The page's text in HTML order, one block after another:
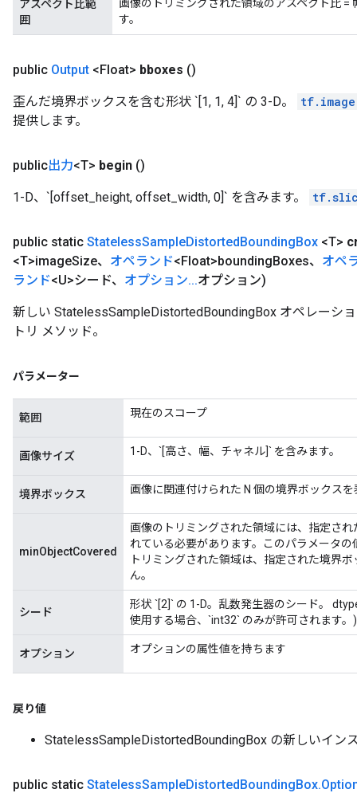
アスペクト比範
囲
画像のトリミングされた領域のアスペクト比
す。
public Output <Float> bboxes ()
歪んだ境界ボックスを含む形状 `[1, 1, 4]` の 3-D。
提供します。
public出力<T> begin ()
1-D、`[offset_height, offset_width, 0]` を含みます。
public static StatelessSampleDistortedBoundingBox <T>
<T>imageSize、 オペランド<Float>boundingBoxes、 オペ
ランド<U>シード、 オプション...オプション)
新しい StatelessSampleDistortedBoundingBox オペレーシ
トリ メソッド。
パラメーター
範囲 現在のスコープ
画像サイズ 1-D、`[高さ、幅、チャネル]` を含みます。
境界ボックス 画像に関連付けられた N 個の境界ボックス
minObjectCovered
画像のトリミングされた領域には、指定さ
れている必要があります。このパラメータ
トリミングされた領域は、指定された境界
ん。
シード
形状 `[2]` の 1-D。乱数発生器のシード。
使用する場合、`int32` のみが許可されます。)
オプション オプションの属性値を持ちます
戻り値
StatelessSampleDistortedBoundingBox の新しいイン
public static StatelessSampleDistortedBoundingBox.